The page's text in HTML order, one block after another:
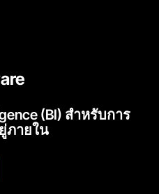
(BI) สำหรับการ
ภายใน